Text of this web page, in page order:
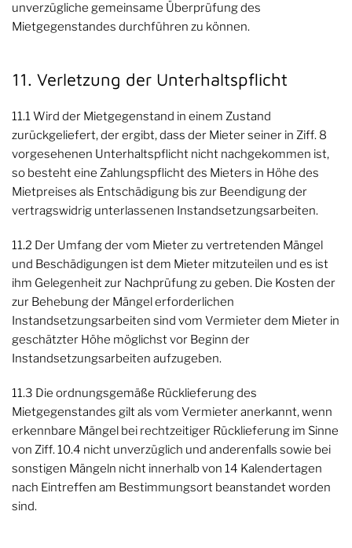
unverzügliche gemeinsame Überprüfung des
Mietgegenstandes durchführen zu können.
11. Verletzung der Unterhaltspflicht
11.1 Wird der Mietgegenstand in einem Zustand
zurückgeliefert, der ergibt, dass der Mieter seiner in Ziff. 8
vorgesehenen Unterhaltspflicht nicht nachgekommen ist,
so besteht eine Zahlungspflicht des Mieters in Höhe des
Mietpreises als Entschädigung bis zur Beendigung der
vertragswidrig unterlassenen Instandsetzungsarbeiten.
11.2 Der Umfang der vom Mieter zu vertretenden Mängel
und Beschädigungen ist dem Mieter mitzuteilen und es ist
ihm Gelegenheit zur Nachprüfung zu geben. Die Kosten der
zur Behebung der Mängel erforderlichen
Instandsetzungsarbeiten sind vom Vermieter dem Mieter in
geschätzter Höhe möglichst vor Beginn der
Instandsetzungsarbeiten aufzugeben.
11.3 Die ordnungsgemäße Rücklieferung des
Mietgegenstandes gilt als vom Vermieter anerkannt, wenn
erkennbare Mängel bei rechtzeitiger Rücklieferung im Sinne
von Ziff. 10.4 nicht unverzüglich und anderenfalls sowie bei
sonstigen Mängeln nicht innerhalb von 14 Kalendertagen
nach Eintreffen am Bestimmungsort beanstandet worden
sind.